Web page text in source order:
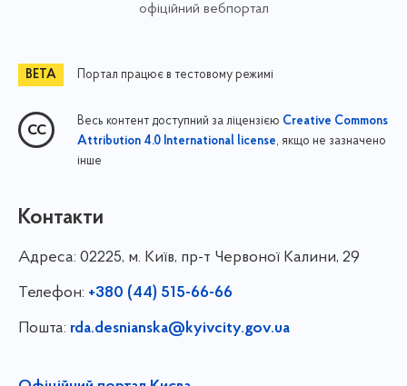
офіційний вебпортал
Портал працює в тестовому режимі
Весь контент доступний за ліцензією Creative Commons
Attribution 4.0 International license, якщо не зазначено
інше
Контакти
Адреса: 02225, м. Київ, пр-т Червоної Калини, 29
Телефон: +380 (44) 515-66-66
Пошта: rda.desnianska@kyivcity.gov.ua